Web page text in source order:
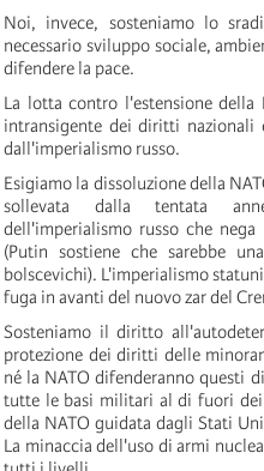
Noi, invece, sosteniamo lo
necessario sviluppo sociale,
difendere la pace.
La lotta contro l'estensione
intransigente dei diritti
dall'imperialismo russo.
Esigiamo la dissoluzione della
sollevata dalla tentata
dell'imperialismo russo che nega
(Putin sostiene che sarebbe
bolscevichi). L'imperialismo
fuga in avanti del nuovo zar del
Sosteniamo il diritto
protezione dei diritti delle
né la NATO difenderanno questi
tutte le basi militari al di fuori
della NATO guidata dagli Stati
La minaccia dell'uso di armi